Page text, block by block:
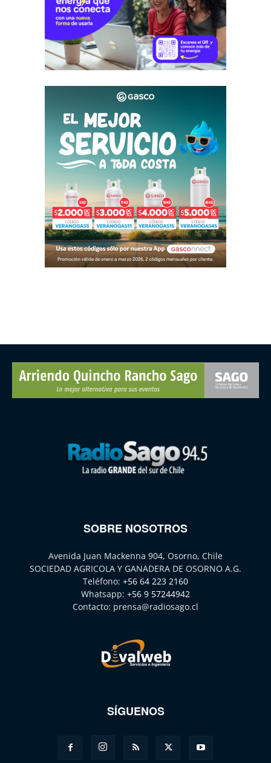
SOBRE NOSOTROS
Avenida Juan Mackenna 904, Osorno, Chile
SOCIEDAD AGRICOLA Y GANADERA DE OSORNO A.G.
Teléfono: +56 64 223 2160
Whatsapp: +56 9 57244942
Contacto: prensa@radiosago.cl
SÍGUENOS